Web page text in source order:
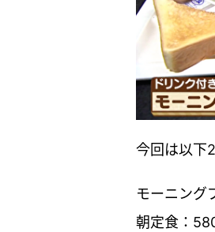
今回は以下
モーニング
朝定食：